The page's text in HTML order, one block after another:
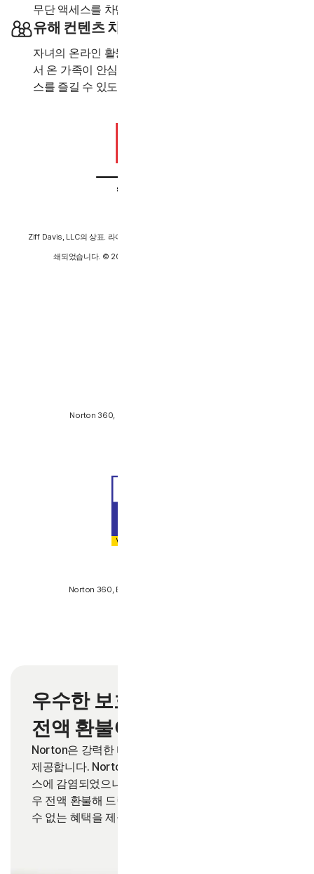
무단 액세스를 차단할 수 있습니다.
유해 컨텐츠 차단
자녀의 온라인 활동을 관리합니다. PC 또는 스마트폰에
서 온 가족이 안심하고 웹 서핑, 인터넷 학습, 기타 서비
스를 즐길 수 있도록 보호합니다.
Ziff Davis, LLC의 상표. 라이센스 계약 하에 사용되었습니다. 허가를 얻어 재인
쇄되었습니다. © 2024 Ziff Davis, LLC. All Rights Reserved.
Norton 360, "Best Protection 2023 Award" 수상
Norton 360, Best Home Anti-Malware 2023 수상
우수한 보호 기능을 제공하며
전액 환불이 보장됩니다.
Norton은 강력한 바이러스 및 멀웨어 차단 기능을
제공합니다. Norton 서비스 가입자의 장치가 바이러
스에 감염되었으나 당사 전문가가 제거하지 못할 경
우 전액 환불해 드립니다.
수 없는 혜택을 제공합니다.